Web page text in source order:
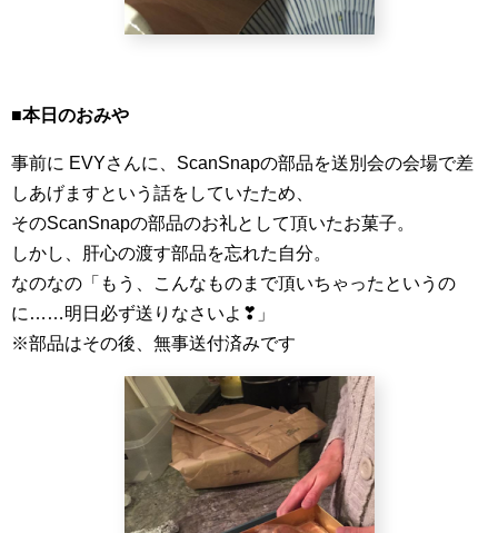
■本日のおみや
事前に EVYさんに、ScanSnapの部品を送別会の会場で差
しあげますという話をしていたため、
そのScanSnapの部品のお礼として頂いたお菓子。
しかし、肝心の渡す部品を忘れた自分。
なのなの「もう、こんなものまで頂いちゃったというの
に……明日必ず送りなさいよ❣」
※部品はその後、無事送付済みです